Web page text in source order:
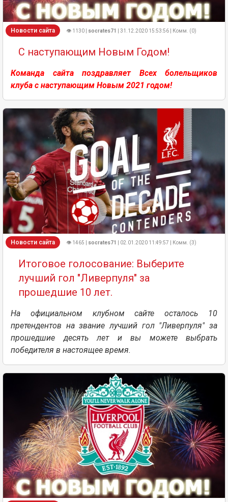
Новости сайта 👁 1130 | socrates71 | 31.12.2020 15:53:56 | Комм. (0)
С наступающим Новым Годом!
Команда сайта поздравляет Всех болельщиков
клуба с наступающим Новым 2021 годом!
Новости сайта 👁 1465 | socrates71 | 02.01.2020 11:49:57 | Комм. (3)
Итоговое голосование: Выберите
лучший гол "Ливерпуля" за
прошедшие 10 лет.
На официальном клубном сайте осталось 10
претендентов на звание лучший гол "Ливерпуля" за
прошедшие десять лет и вы можете выбрать
победителя в настоящее время.